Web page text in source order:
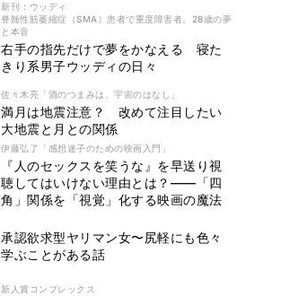
新刊 : ウッディ
脊髄性筋萎縮症（SMA）患者で重度障害者。28歳の夢
と本音
右手の指先だけで夢をかなえる 寝た
きり系男子ウッディの日々
佐々木亮「酒のつまみは、宇宙のはなし」
満月は地震注意？ 改めて注目したい
大地震と月との関係
伊藤弘了「感想迷子のための映画入門」
『人のセックスを笑うな』を早送り視
聴してはいけない理由とは？――「四
角」関係を「視覚」化する映画の魔法
承認欲求型ヤリマン女〜尻軽にも色々
学ぶことがある話
新人賞コンプレックス